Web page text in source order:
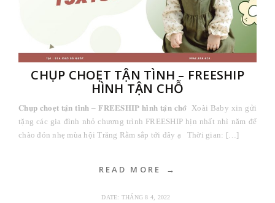
CHỤP CHOẸT TẬN TÌNH – FREESHIP
HÌNH TẬN CHỖ
𝐂𝐡𝐮̣𝐩 𝐜𝐡𝐨𝐞̣𝐭 𝐭𝐚̣̂𝐧 𝐭𝐢̀𝐧𝐡 – 𝐅𝐑𝐄𝐄𝐒𝐇𝐈𝐏 𝐡𝐢̀𝐧𝐡 𝐭𝐚̣̂𝐧 𝐜𝐡𝐨̂̃ Xoài Baby xin gửi
tặng các gia đình nhỏ chương trình FREESHIP hịn nhất nhì năm để
chào đón nhẹ mùa hội Trăng Rằm sắp tới đây ạ Thời gian: […]
READ MORE
DATE: THÁNG 8 4, 2022